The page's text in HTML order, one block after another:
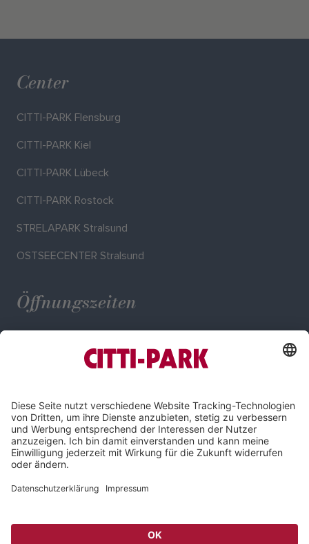
Center
CITTI-PARK Flensburg
CITTI-PARK Kiel
CITTI-PARK Lübeck
CITTI-PARK Rostock
STRELAPARK Stralsund
OSTSEECENTER Stralsund
Öffnungszeiten
Impressum
Datenschutz